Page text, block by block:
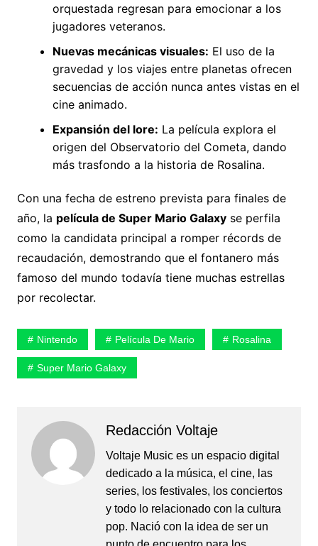
orquestada regresan para emocionar a los
jugadores veteranos.
Nuevas mecánicas visuales: El uso de la
gravedad y los viajes entre planetas ofrecen
secuencias de acción nunca antes vistas en el
cine animado.
Expansión del lore: La película explora el
origen del Observatorio del Cometa, dando
más trasfondo a la historia de Rosalina.
Con una fecha de estreno prevista para finales de
año, la película de Super Mario Galaxyse perfila
como la candidata principal a romper récords de
recaudación, demostrando que el fontanero más
famoso del mundo todavía tiene muchas estrellas
por recolectar.
Nintendo Película De Mario Rosalina
Super Mario Galaxy
Redacción Voltaje
Voltaje Music es un espacio digital
dedicado a la música, el cine, las
series, los festivales, los conciertos
y todo lo relacionado con la cultura
pop. Nació con la idea de ser un